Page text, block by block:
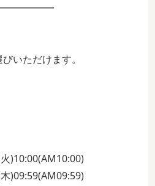
いただけます。
)10:00(AM10:00)
)09:59(AM09:59)